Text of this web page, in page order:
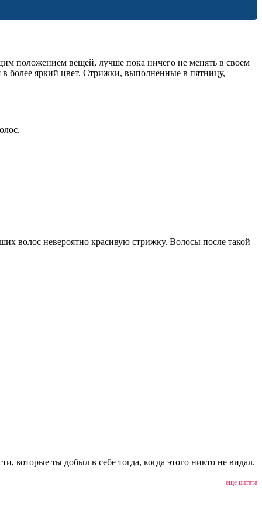
положением вещей, лучше пока ничего не менять в своем
более яркий цвет. Стрижки, выполненные в пятницу,
волос невероятно красивую стрижку. Волосы после такой
которые ты добыл в себе тогда, когда этого никто не видал.
еще цитата